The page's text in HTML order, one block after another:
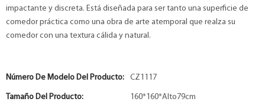
impactante y discreta. Está diseñada para ser tanto una superficie de
comedor práctica como una obra de arte atemporal que realza su
comedor con una textura cálida y natural.
Número De Modelo Del Producto: CZ1117
Tamaño Del Producto: 160*160*Alto79cm